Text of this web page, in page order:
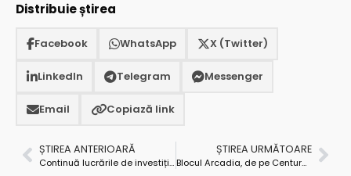
Distribuie știrea
Facebook WhatsApp X (Twitter)
LinkedIn Telegram Messenger
Email Copiază link
ȘTIREA ANTERIOARĂ
Continuă lucrările de investiții în comuna Băbana
ȘTIREA URMĂTOARE
Blocul Arcadia, de pe Centura Piteștiului, din nou, la vânzare… în bloc!